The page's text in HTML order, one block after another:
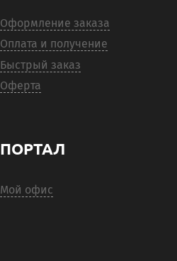
Оформление заказа
Оплата и получение
Быстрый заказ
Оферта
ПОРТАЛ
Мой офис